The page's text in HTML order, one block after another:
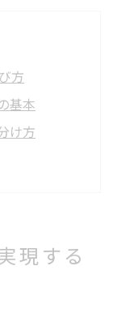
方
基本
け方
理由
イント
解する方法
対応力と
現する